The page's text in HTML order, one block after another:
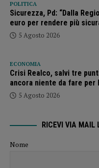
POLITICA
Sicurezza, Pd: “Dalla
euro per rendere più
5 Agosto 2026
ECONOMIA
Crisi Realco, salvi tre
ancora niente da fare per
5 Agosto 2026
RICEVI VIA MAIL
Nome